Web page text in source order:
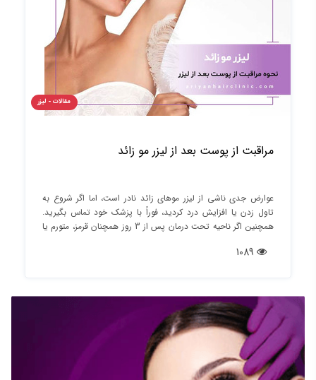
مقالات - لیزر
مراقبت از پوست بعد از لیزر مو زائد
عوارض جدی ناشی از لیزر موهای زائد نادر است، اما اگر شروع به
تاول زدن یا افزایش درد کردید، فوراً با پزشک خود تماس بگیرید.
همچنین اگر ناحیه تحت درمان پس از 3 روز همچنان قرمز، متورم یا